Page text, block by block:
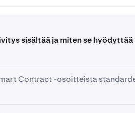
sisältää ja miten se hyödyttää
Contract -osoitteista